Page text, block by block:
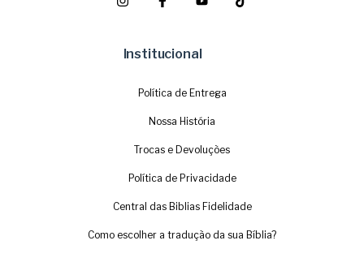
Institucional
Política de Entrega
Nossa História
Trocas e Devoluções
Política de Privacidade
Central das Biblias Fidelidade
Como escolher a tradução da sua Bíblia?